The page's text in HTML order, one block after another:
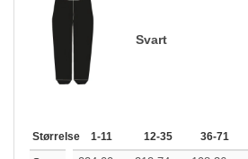
Svart
Størrelse 1-11 12-35 36-71